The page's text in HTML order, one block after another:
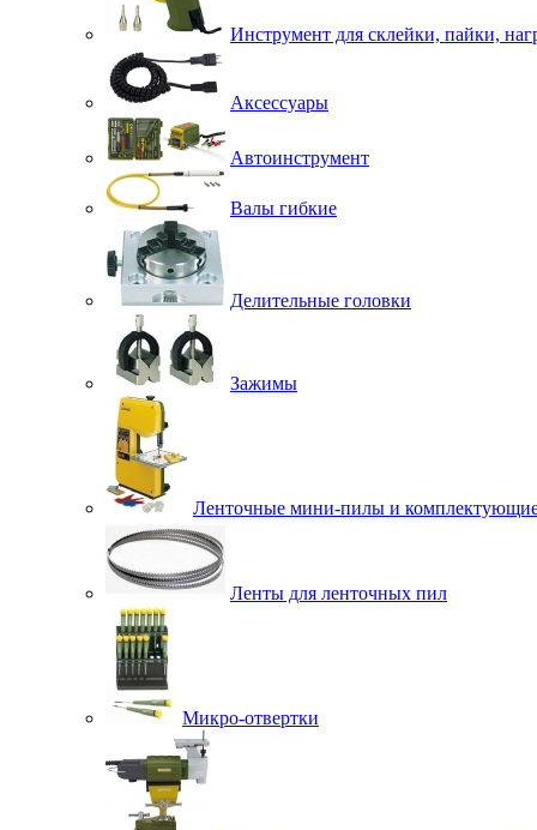
Инструмент для склейки, пайки,
Аксессуары
Автоинструмент
Валы гибкие
Делительные головки
Зажимы
Ленточные мини-пилы и
Ленты для ленточных пил
Микро-отвертки